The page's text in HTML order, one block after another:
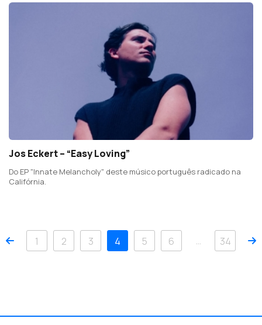
Jos Eckert – “Easy Loving”
Do EP "Innate Melancholy" deste músico português radicado na
Califórnia.
Anterior
1 2 3 4 5 6 … 34